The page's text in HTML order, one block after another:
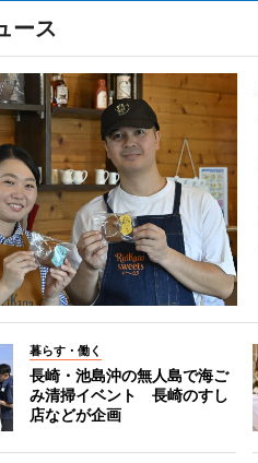
ース
暮らす・働く
長崎・池島沖の無人島で海ご
み清掃イベント 長崎のすし
店などが企画